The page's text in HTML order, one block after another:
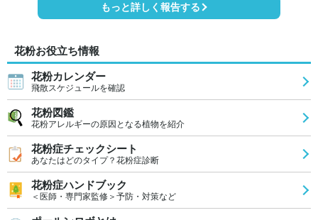
もっと詳しく報告する
花粉お役立ち情報
花粉カレンダー
飛散スケジュールを確認
花粉図鑑
花粉アレルギーの原因となる植物を紹介
花粉症チェックシート
あなたはどのタイプ？花粉症診断
花粉症ハンドブック
＜医師・専門家監修＞予防・対策など